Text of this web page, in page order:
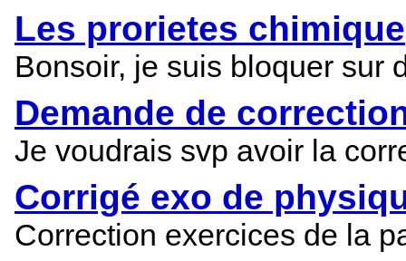
Les prorietes chimique
Bonsoir, je suis bloquer sur
Demande de
Je voudrais svp avoir la
Corrigé exo de
Correction exercices de la